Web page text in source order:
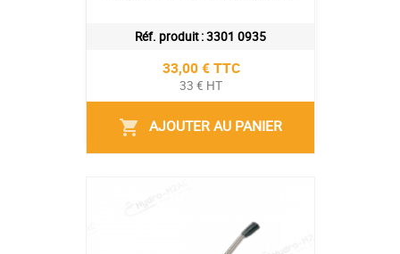
Réf. produit :3301 0935
Prix
33,00 € TTC
33 € HT
shopping_cart AJOUTER AU PANIER